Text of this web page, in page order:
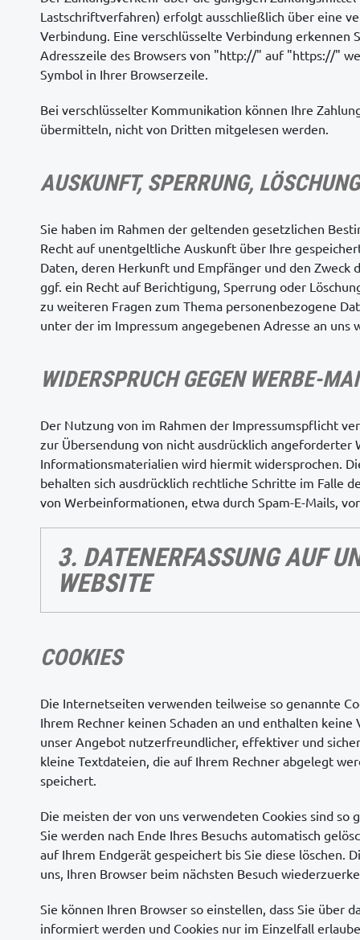
Lastschriftverfahren) erfolgt ausschließlich über eine
Verbindung. Eine verschlüsselte Verbindung erkennen
Adresszeile des Browsers von "http://" auf "https://"
Symbol in Ihrer Browserzeile.
Bei verschlüsselter Kommunikation können Ihre
übermitteln, nicht von Dritten mitgelesen werden.
AUSKUNFT, SPERRUNG, LÖSCHUNG
Sie haben im Rahmen der geltenden gesetzlichen
Recht auf unentgeltliche Auskunft über Ihre
Daten, deren Herkunft und Empfänger und den Zweck
ggf. ein Recht auf Berichtigung, Sperrung oder
zu weiteren Fragen zum Thema personenbezogene
unter der im Impressum angegebenen Adresse an uns
WIDERSPRUCH GEGEN WERBE-
Der Nutzung von im Rahmen der Impressumspflicht
zur Übersendung von nicht ausdrücklich angeforderter
Informationsmaterialien wird hiermit widersprochen.
behalten sich ausdrücklich rechtliche Schritte im Falle
von Werbeinformationen, etwa durch Spam-E-Mails,
3. DATENERFASSUNG AUF
WEBSITE
COOKIES
Die Internetseiten verwenden teilweise so genannte
Ihrem Rechner keinen Schaden an und enthalten keine
unser Angebot nutzerfreundlicher, effektiver und
kleine Textdateien, die auf Ihrem Rechner abgelegt
speichert.
Die meisten der von uns verwendeten Cookies sind so
Sie werden nach Ende Ihres Besuchs automatisch
auf Ihrem Endgerät gespeichert bis Sie diese löschen.
uns, Ihren Browser beim nächsten Besuch
Sie können Ihren Browser so einstellen, dass Sie über
informiert werden und Cookies nur im Einzelfall